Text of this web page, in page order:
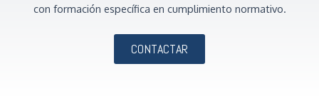
con formación específica en cumplimiento normativo.
CONTACTAR